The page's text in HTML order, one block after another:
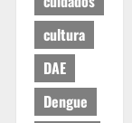
cultura
DAE
Dengue